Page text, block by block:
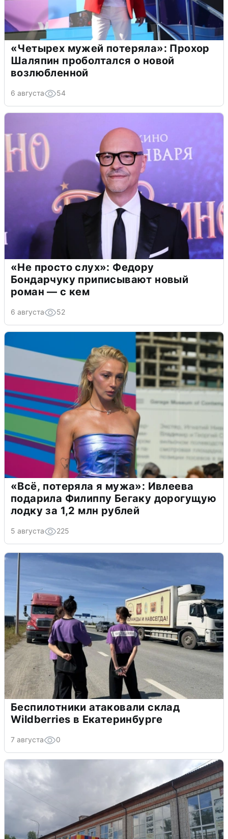
«Четырех мужей потеряла»: Прохор
Шаляпин проболтался о новой
возлюбленной
6 августа 54
«Не просто слух»: Федору
Бондарчуку приписывают новый
роман — с кем
6 августа 52
«Всё, потеряла я мужа»: Ивлеева
подарила Филиппу Бегаку дорогущую
лодку за 1,2 млн рублей
5 августа 225
Беспилотники атаковали склад
Wildberries в Екатеринбурге
7 августа 0